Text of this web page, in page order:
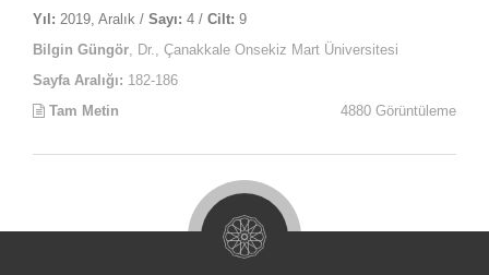
Yıl: 2019, Aralık / Sayı: 4 / Cilt: 9
Bilgin Güngör , Dr., Çanakkale Onsekiz Mart Üniversitesi
Sayfa Aralığı: 182-186
Tam Metin
4880 Görüntüleme